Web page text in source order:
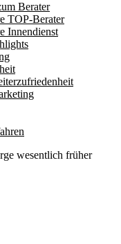
Berater
TOP-Berater
Innendienst